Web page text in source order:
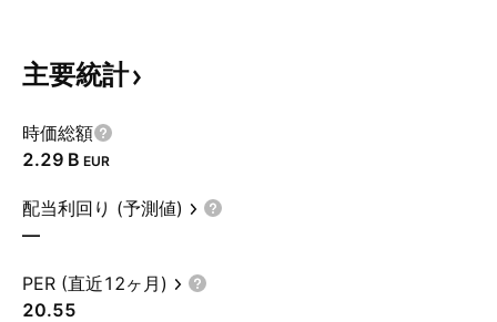
主要統計
時価総額
‪2.29 B‬ EUR
配当利回り (予測値)
—
PER (直近12ヶ月)
20.55